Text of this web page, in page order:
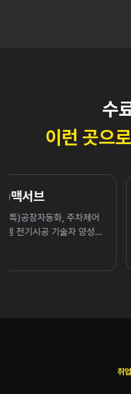
수
이런 곳으
(산대특)공장자동화,
시스템 전기시공 기술
취